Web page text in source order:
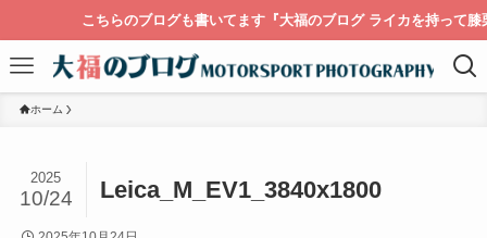
こちらのブログも書いてます『大福のブログ ライカを持って膝栗
ホーム
Leica_M_EV1_3840x1800
2025
10/24